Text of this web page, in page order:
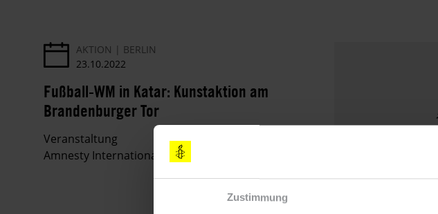
Zustimmung
AKTION
BERLIN
23.10.2022
Fußball-WM in Katar: Kunstaktion am
Brandenburger Tor
Veranstaltung
Amnesty International Deutschland